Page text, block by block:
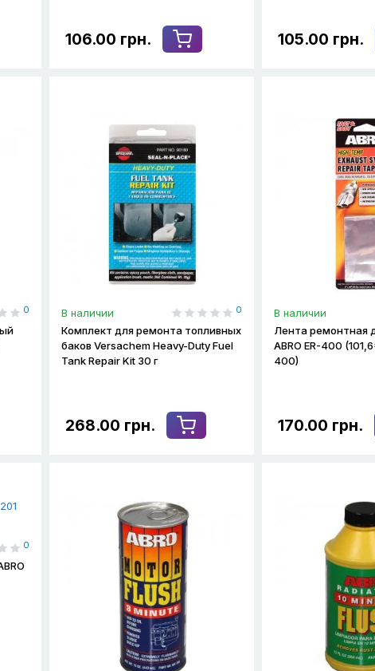
106.00 грн. 105.00 грн.
0 В наличии 0
Комплект для ремонта топливных
баков Versachem Heavy-Duty Fuel
Tank Repair Kit 30 г
268.00 грн.
В наличии
Лента ремонтная
ABRO ER-400
400)
170.00 грн.
0